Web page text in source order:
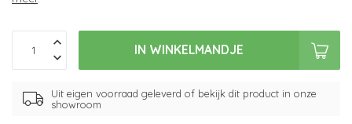
IN WINKELMANDJE
Uit eigen voorraad geleverd of bekijk dit product in onze
showroom